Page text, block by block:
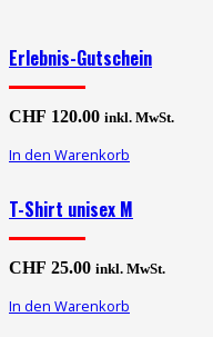
Erlebnis-Gutschein
CHF 120.00 inkl. MwSt.
In den Warenkorb
T-Shirt unisex M
CHF 25.00 inkl. MwSt.
In den Warenkorb